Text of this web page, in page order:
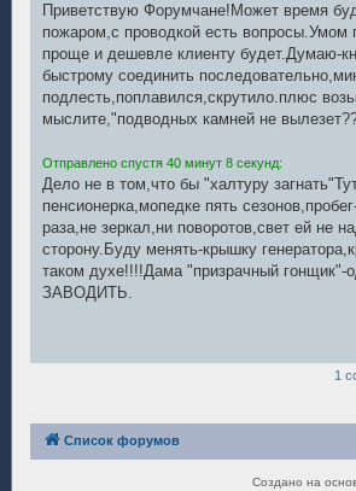
о
щ
е
и
е
Приветствую Форумчане!Может время
пожаром,с проводкой есть вопросы.Умом
проще и дешевле клиенту будет.Думаю-
быстрому соединить
подлесть,поплавился,скрутило.плюс
мыслите,"подводных камней не
Отправлено спустя 40 минут 8 секунд:
Дело не в том,что бы "халтуру
пенсионерка,мопедке пять
раза,не зеркал,ни поворотов,свет ей не
сторону.Буду менять-крышку
таком духе!!!!Дама "призрачный
ЗАВОДИТЬ.
1
Список форумов
Создано на